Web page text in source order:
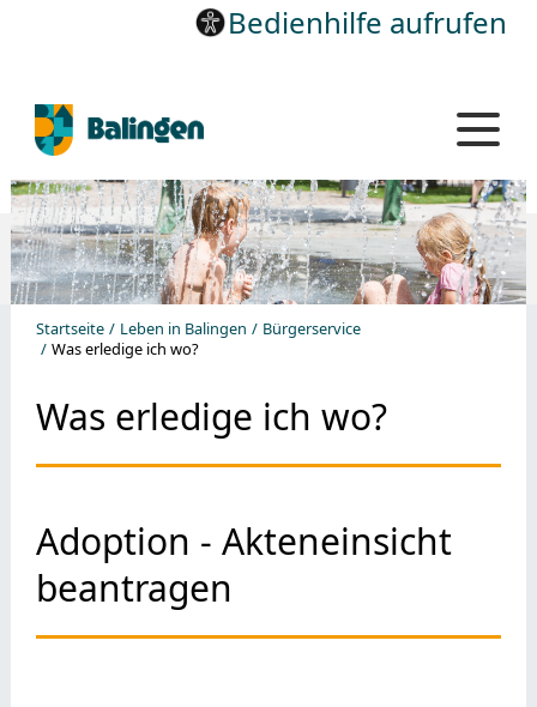
Bedienhilfe aufrufen
Startseite Leben in Balingen
Bürgerservice
Was erledige ich wo?
Was erledige ich wo?
Adoption - Akteneinsicht
beantragen